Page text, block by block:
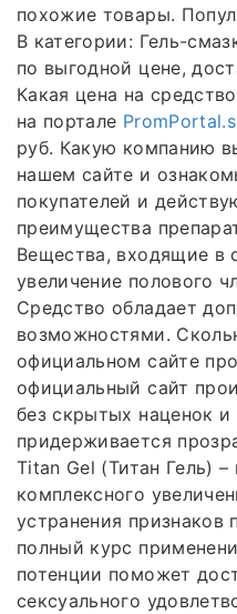
похожие товары.
В категории: Гель-
по выгодной цене,
Какая цена на
на портале
руб. Какую компанию
нашем сайте и
покупателей и
преимущества
Вещества, входящие в
увеличение полового
Средство обладает
возможностями.
официальном сайте
официальный сайт
без скрытых наценок
придерживается
Titan Gel (Титан Гель) –
комплексного
устранения признаков
полный курс
потенции поможет
сексуального